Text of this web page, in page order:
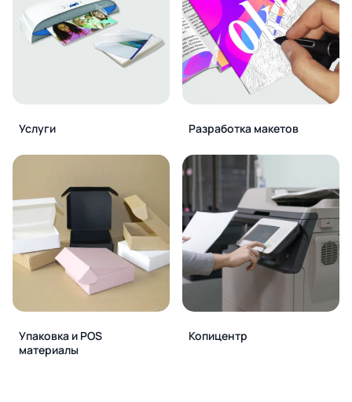
Услуги Разработка макетов
Упаковка и POS
материалы
Копицентр